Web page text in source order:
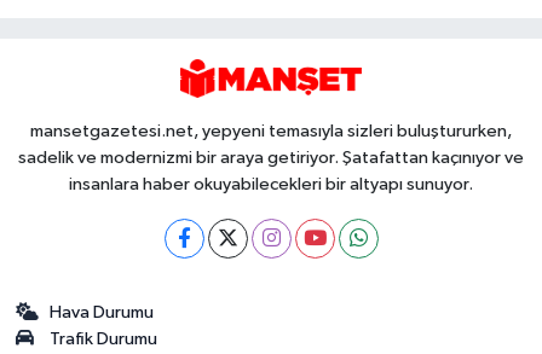
mansetgazetesi.net, yepyeni temasıyla sizleri buluştururken,
sadelik ve modernizmi bir araya getiriyor. Şatafattan kaçınıyor ve
insanlara haber okuyabilecekleri bir altyapı sunuyor.
Hava Durumu
Trafik Durumu